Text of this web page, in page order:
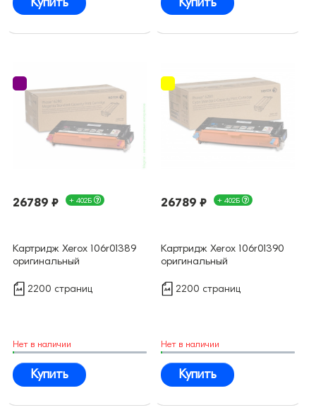
26789 ₽ + 402Б
Картридж Xerox 106r01389
оригинальный
2200 страниц
Нет в наличии
Купить
26789 ₽ + 402Б
Картридж Xerox 106r01390
оригинальный
2200 страниц
Нет в наличии
Купить